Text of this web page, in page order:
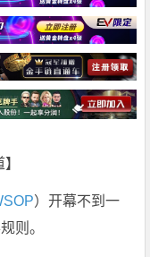
）开幕不到一
则。